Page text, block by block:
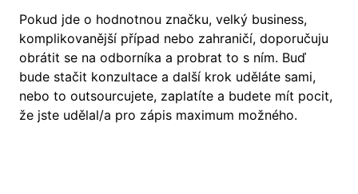
Pokud jde o hodnotnou značku, velký business,
komplikovanější případ nebo zahraničí, doporučuju
obrátit se na odborníka a probrat to s ním. Buď
bude stačit konzultace a další krok uděláte sami,
nebo to outsourcujete, zaplatíte a budete mít pocit,
že jste udělal/a pro zápis maximum možného.